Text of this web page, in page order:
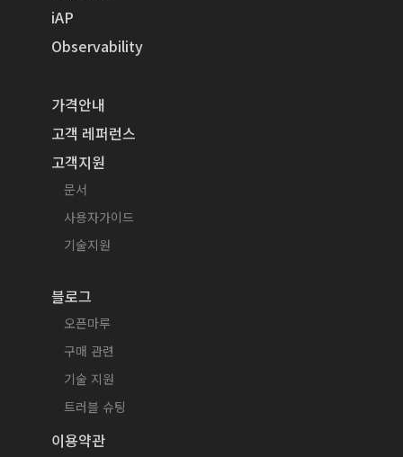
iAP
Observability
가격안내
고객 레퍼런스
고객지원
문서
사용자가이드
기술지원
블로그
오픈마루
구매 관련
기술 지원
트러블 슈팅
이용약관